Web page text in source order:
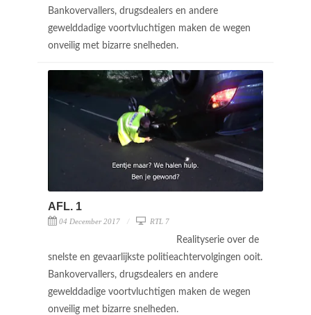
Bankovervallers, drugsdealers en andere
gewelddadige voortvluchtigen maken de wegen
onveilig met bizarre snelheden.
AFL. 1
04 December 2017 RTL 7
Realityserie over de
snelste en gevaarlijkste politieachtervolgingen ooit.
Bankovervallers, drugsdealers en andere
gewelddadige voortvluchtigen maken de wegen
onveilig met bizarre snelheden.